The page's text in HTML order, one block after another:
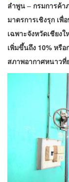
ลำพูน – กรมการค้า
มาตรการเชิงรุก เ
เฉพาะจังหวัดเชีย
เพิ่มขึ้นถึง 10% หรื
สภาพอากาศหนาว